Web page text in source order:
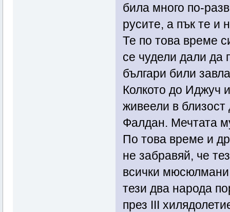
била много по-
русите, а пък те и
Те по това време
се чудели дали да
българи били
Колкото до Иджуч
живеели в
Фалдан. Мечтата
По това време и
не забравяй, че
всички
тези два народа
през ІІІ